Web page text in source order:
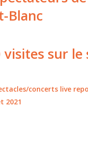
Blanc
visites sur le
concerts live
2021